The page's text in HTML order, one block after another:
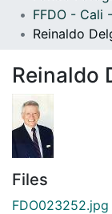
FFDO - Cali
Reinaldo
Reinaldo
Files
FDO023252.jpg